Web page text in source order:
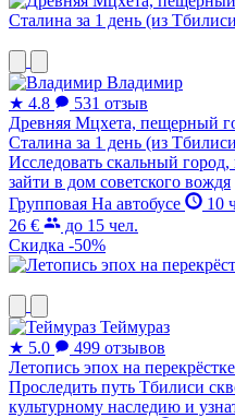
Владимир
★ 4.8
531 отзыв
Древняя Мцхета, пещерный
Сталина за 1 день (из
Исследовать скальный
зайти в дом советского вождя
Групповая На автобусе
10
26 €
до 15 чел.
Скидка -50%
Теймураз
★ 5.0
499 отзывов
Летопись эпох на
Проследить путь Тбилиси
культурному наследию и